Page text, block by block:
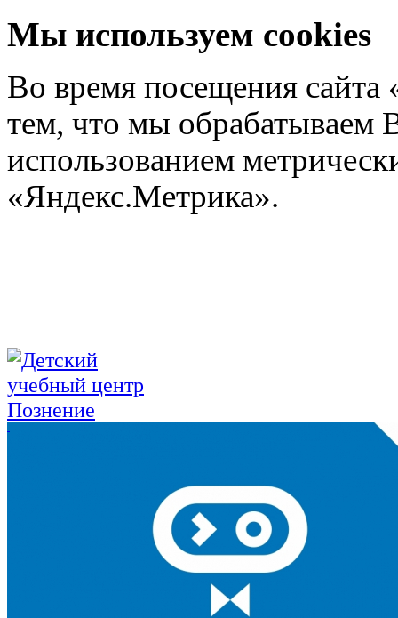
Мы используем cookies
Во время посещения сайта
тем, что мы обрабатываем
использованием
«Яндекс.Метрика».